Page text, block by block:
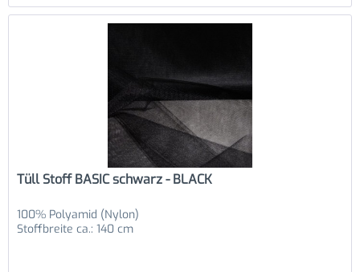
Tüll Stoff BASIC schwarz - BLACK
100% Polyamid (Nylon)
Stoffbreite ca.: 140 cm